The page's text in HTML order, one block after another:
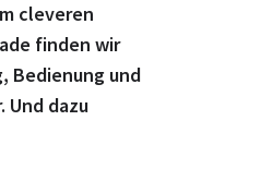
cleveren
finden wir
Bedienung und
Und dazu